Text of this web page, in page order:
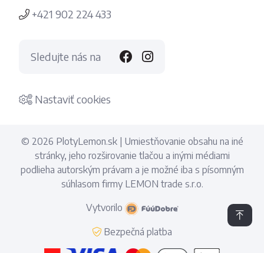
+421 902 224 433
Sledujte nás na
Nastaviť cookies
© 2026 PlotyLemon.sk | Umiestňovanie obsahu na iné
stránky, jeho rozširovanie tlačou a inými médiami
podlieha autorským právam a je možné iba s písomným
súhlasom firmy LEMON trade s.r.o.
Vytvorilo
Bezpečná platba